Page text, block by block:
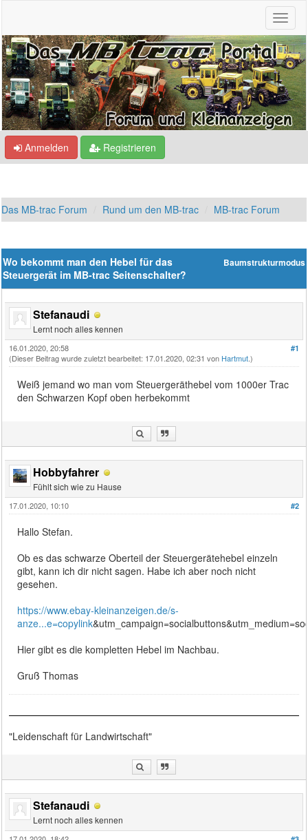
Anmelden Registrieren
Das MB-trac Forum Rund um den MB-trac MB-trac Forum
Baumstrukturmodus
Wo bekommt man den Hebel für das
Steuergerät im MB-trac Seitenschalter?
Stefanaudi
Lernt noch alles kennen
#1
16.01.2020, 20:58
(Dieser Beitrag wurde zuletzt bearbeitet: 17.01.2020, 02:31 von Hartmut.)
Weiß jemand wo man vom Steuergeräthebel vom 1000er Trac
den Schwarzen Kopf oben herbekommt
Hobbyfahrer
Fühlt sich wie zu Hause
#2
17.01.2020, 10:10
Hallo Stefan.
Ob es das schwarze Oberteil der Steuergerätehebel einzeln
gibt, kann ich dir nicht sagen. Habe ich aber noch nicht
gesehen.
https://www.ebay-kleinanzeigen.de/s-
anze...e=copylink
Hier gibt es die kompletten Hebel im Nachbau.
Gruß Thomas
"Leidenschaft für Landwirtschaft"
Stefanaudi
Lernt noch alles kennen